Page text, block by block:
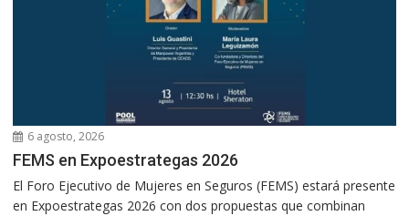
6 agosto, 2026
FEMS en Expoestrategas 2026
El Foro Ejecutivo de Mujeres en Seguros (FEMS) estará presente
en Expoestrategas 2026 con dos propuestas que combinan